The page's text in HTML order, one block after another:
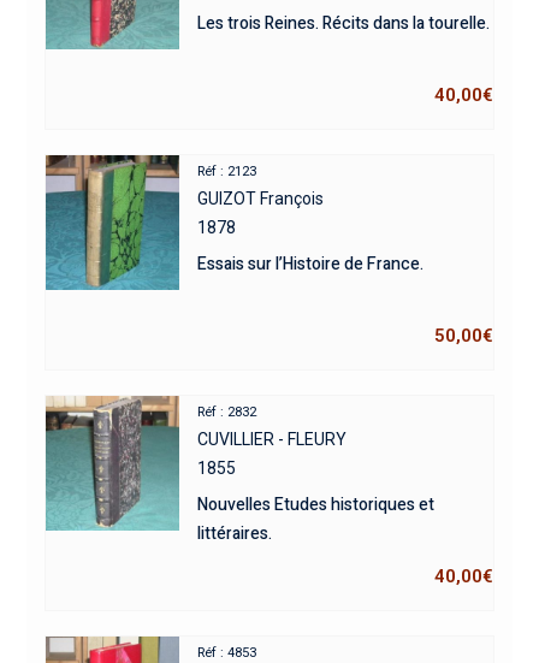
Les trois Reines. Récits dans la tourelle.
40,00€
Réf : 2123
GUIZOT François
1878
Essais sur l’Histoire de France.
50,00€
Réf : 2832
CUVILLIER - FLEURY
1855
Nouvelles Etudes historiques et
littéraires.
40,00€
Réf : 4853